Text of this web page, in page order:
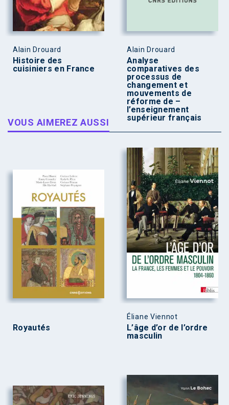
Alain Drouard
Histoire des
cuisiniers en France
Alain Drouard
Analyse
comparatives des
processus de
changement et
mouvements de
réforme de –
l’enseignement
supérieur français
VOUS AIMEREZ AUSSI
Royautés
Éliane Viennot
L’âge d’or de l’ordre
masculin